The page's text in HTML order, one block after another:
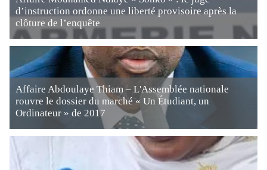
d’instruction ordonne une liberté provisoire après la
clôture de l’enquête
Affaire Abdoulaye Thiam – L'Assemblée nationale
rouvre le dossier du marché « Un Étudiant, un
Ordinateur » de 2017